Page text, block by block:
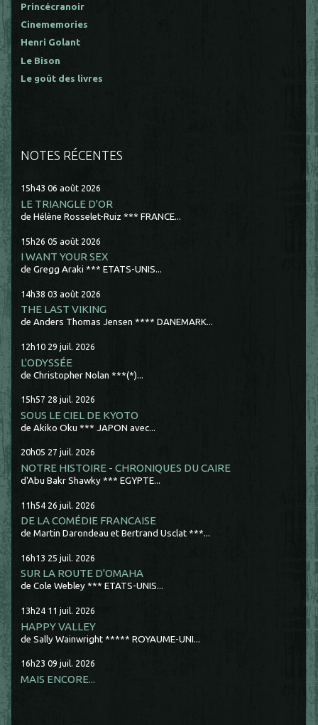
Princécranoir
Cinememories
Henri Golant
Le Bison
Le goût des livres
NOTES RÉCENTES
15h43 06 août 2026
LE TRIANGLE D'OR
de Hélène Rosselet-Ruiz *** FRANCE...
15h26 05 août 2026
I WANT YOUR SEX
de Gregg Araki *** ETATS-UNIS...
14h38 03 août 2026
THE LAST VIKING
de Anders Thomas Jensen **** DANEMARK...
12h10 29 juil. 2026
L'ODYSSÉE
de Christopher Nolan ***(*)...
15h57 28 juil. 2026
SOUS LE CIEL DE KYOTO
de Akiko Oku *** JAPON avec...
20h05 27 juil. 2026
NOTRE HISTOIRE - CHRONIQUES DU CAIRE
d'Abu Bakr Shawky *** EGYPTE...
11h54 26 juil. 2026
DE LA COMÉDIE FRANCAISE
de Martin Darondeau et Bertrand Usclat ***...
16h13 25 juil. 2026
SUR LA ROUTE D'OMAHA
de Cole Webley *** ETATS-UNIS...
13h24 11 juil. 2026
HAPPY VALLEY
de Sally Wainwright ***** ROYAUME-UNI...
16h23 09 juil. 2026
MAIS ENCORE...